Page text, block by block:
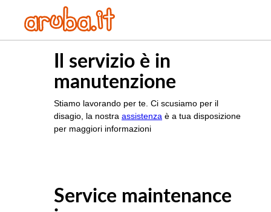
Il servizio è in
manutenzione
Stiamo lavorando per te. Ci scusiamo per il
disagio, la nostra assistenza è a tua disposizione
per maggiori informazioni
Service maintenance